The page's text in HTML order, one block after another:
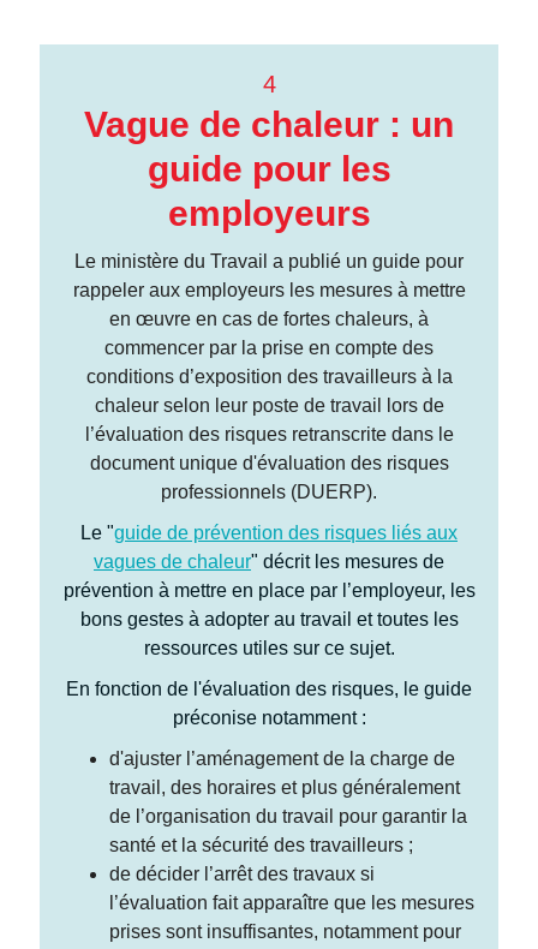
4
Vague de chaleur : un
guide pour les
employeurs
Le ministère du Travail a publié un guide pour
rappeler aux employeurs les mesures à mettre
en œuvre en cas de fortes chaleurs, à
commencer par la prise en compte des
conditions d’exposition des travailleurs à la
chaleur selon leur poste de travail lors de
l’évaluation des risques retranscrite dans le
document unique d'évaluation des risques
professionnels (DUERP).
Le "guide de prévention des risques liés aux
vagues de chaleur" décrit les mesures de
prévention à mettre en place par l’employeur, les
bons gestes à adopter au travail et toutes les
ressources utiles sur ce sujet.
En fonction de l'évaluation des risques, le guide
préconise notamment :
d'ajuster l’aménagement de la charge de
travail, des horaires et plus généralement
de l’organisation du travail pour garantir la
santé et la sécurité des travailleurs ;
de décider l’arrêt des travaux si
l’évaluation fait apparaître que les mesures
prises sont insuffisantes, notamment pour